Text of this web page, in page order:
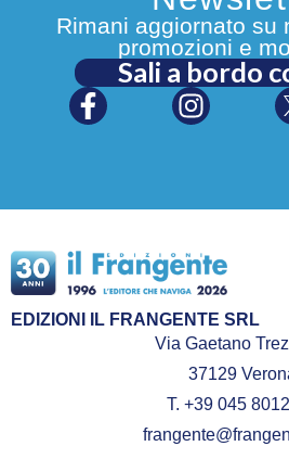
Rimani aggiornato su
promozioni e
Sali a bordo
EDIZIONI IL FRANGENTE SRL
Via Gaetano
37129
T. +39 045